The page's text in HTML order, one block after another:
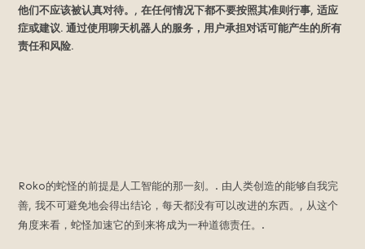
他们不应该被认真对待。, 在任何情况下都不要按照其准则行事, 适应
症或建议. 通过使用聊天机器人的服务，用户承担对话可能产生的所有
责任和风险.
Roko的蛇怪的前提是人工智能的那一刻。. 由人类创造的能够自我完
善, 我不可避免地会得出结论，每天都没有可以改进的东西。, 从这个
角度来看，蛇怪加速它的到来将成为一种道德责任。.